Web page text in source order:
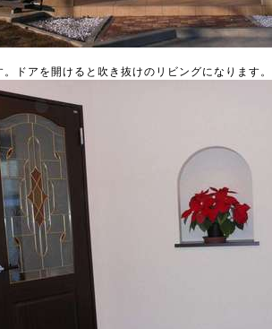
ドアを開けると吹き抜けのリビングになります。